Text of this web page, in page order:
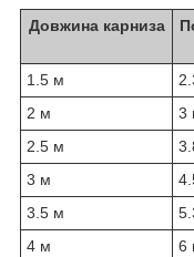
Довжина карниза
1.5 м
2 м
3
2.5 м
3 м
3.5 м
4 м
6